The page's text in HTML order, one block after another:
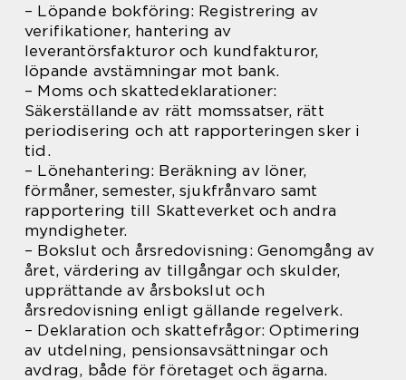
– Löpande bokföring: Registrering av
verifikationer, hantering av
leverantörsfakturor och kundfakturor,
löpande avstämningar mot bank.
– Moms och skattedeklarationer:
Säkerställande av rätt momssatser, rätt
periodisering och att rapporteringen sker i
tid.
– Lönehantering: Beräkning av löner,
förmåner, semester, sjukfrånvaro samt
rapportering till Skatteverket och andra
myndigheter.
– Bokslut och årsredovisning: Genomgång av
året, värdering av tillgångar och skulder,
upprättande av årsbokslut och
årsredovisning enligt gällande regelverk.
– Deklaration och skattefrågor: Optimering
av utdelning, pensionsavsättningar och
avdrag, både för företaget och ägarna.